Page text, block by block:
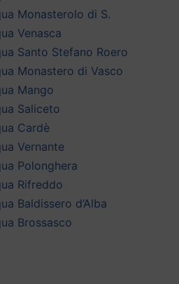
Monasterolo di S.
Venasca
Santo Stefano Roero
Monastero di Vasco
Mango
Saliceto
Cardè
Vernante
Polonghera
Rifreddo
Baldissero d’Alba
Brossasco